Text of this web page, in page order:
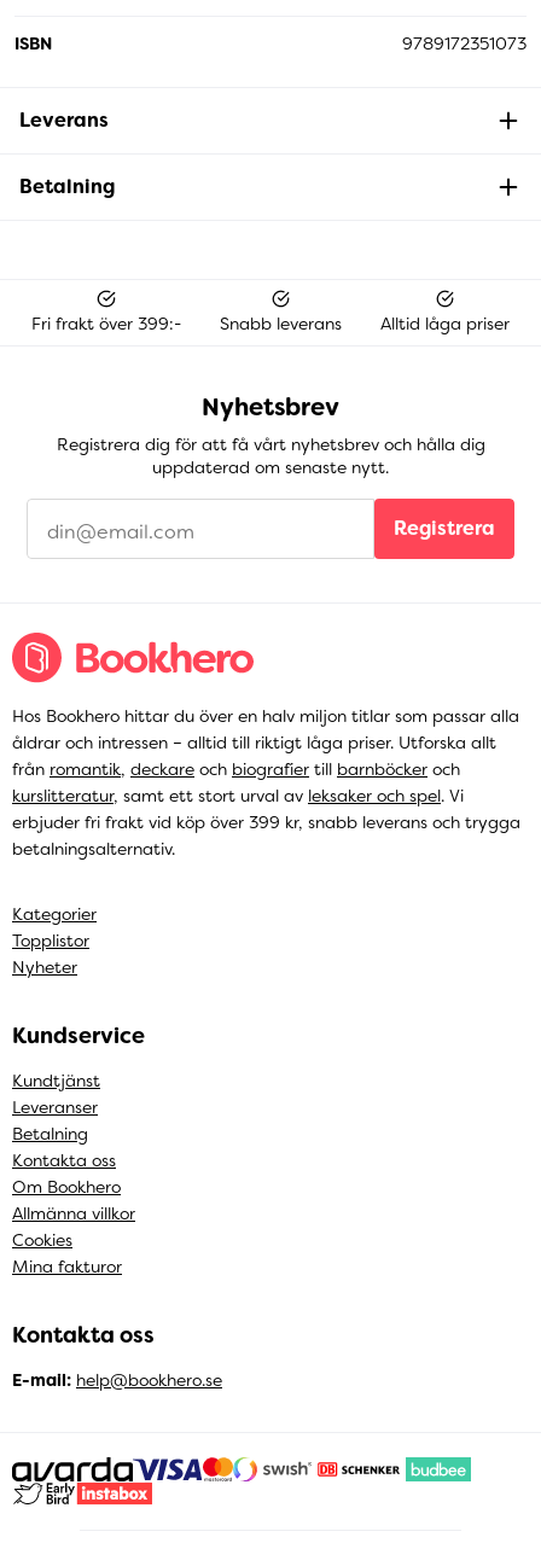
ISBN 9789172351073
Leverans
Betalning
Fri frakt över 399:- Snabb leverans Alltid låga priser
Nyhetsbrev
Registrera dig för att få vårt nyhetsbrev och hålla dig
uppdaterad om senaste nytt.
Registrera
Hos Bookhero hittar du över en halv miljon titlar som passar alla
åldrar och intressen – alltid till riktigt låga priser. Utforska allt
från romantik, deckare och biografier till barnböcker och
kurslitteratur, samt ett stort urval av leksaker och spel. Vi
erbjuder fri frakt vid köp över 399 kr, snabb leverans och trygga
betalningsalternativ.
Kategorier
Topplistor
Nyheter
Kundservice
Kundtjänst
Leveranser
Betalning
Kontakta oss
Om Bookhero
Allmänna villkor
Cookies
Mina fakturor
Kontakta oss
E-mail: help@bookhero.se